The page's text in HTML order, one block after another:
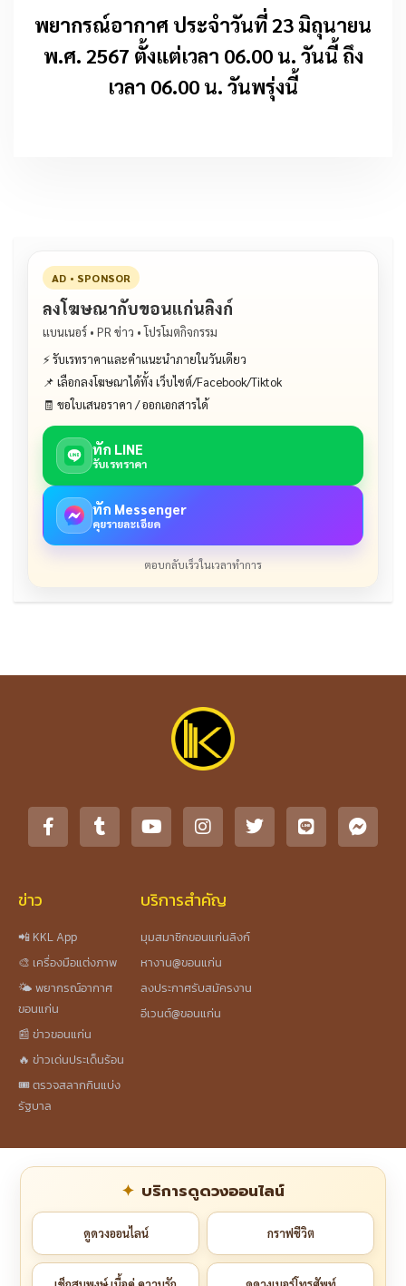
พยากรณ์อากาศ ประจำวันที่ 23 มิถุนายน
พ.ศ. 2567 ตั้งแต่เวลา 06.00 น. วันนี้ ถึง
เวลา 06.00 น. วันพรุ่งนี้
AD • SPONSOR
ลงโฆษณากับขอนแก่นลิงก์
แบนเนอร์ • PR ข่าว • โปรโมตกิจกรรม
⚡ รับเรทราคาและคำแนะนำภายในวันเดียว
📌 เลือกลงโฆษณาได้ทั้ง เว็บไซต์/Facebook/Tiktok
🧾 ขอใบเสนอราคา / ออกเอกสารได้
ทัก LINE
รับเรทราคา
ทัก Messenger
คุยรายละเอียด
ตอบกลับเร็วในเวลาทำการ
ข่าว
📲 KKL App
🎨 เครื่องมือแต่งภาพ
🌤️ พยากรณ์อากาศ
ขอนแก่น
📰 ข่าวขอนแก่น
🔥 ข่าวเด่นประเด็นร้อน
🎟️ ตรวจสลากกินแบ่ง
รัฐบาล
บริการสำคัญ
มุมสมาชิกขอนแก่นลิงก์
หางาน@ขอนแก่น
ลงประกาศรับสมัครงาน
อีเวนต์@ขอนแก่น
บริการดูดวงออนไลน์
ดูดวงออนไลน์ กราฟชีวิต